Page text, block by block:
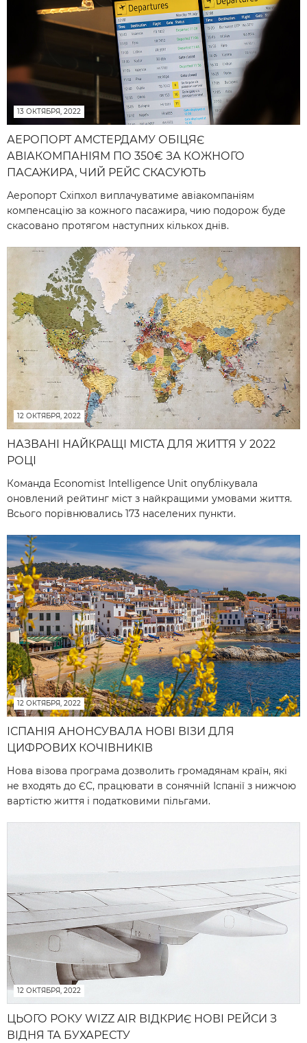
13 ОКТЯБРЯ, 2022
АЕРОПОРТ АМСТЕРДАМУ ОБІЦЯЄ
АВІАКОМПАНІЯМ ПО 350€ ЗА КОЖНОГО
ПАСАЖИРА, ЧИЙ РЕЙС СКАСУЮТЬ
Аеропорт Схіпхол виплачуватиме авіакомпаніям
компенсацію за кожного пасажира, чию подорож буде
скасовано протягом наступних кількох днів.
12 ОКТЯБРЯ, 2022
НАЗВАНІ НАЙКРАЩІ МІСТА ДЛЯ ЖИТТЯ У 2022
РОЦІ
Команда Economist Intelligence Unit опублікувала
оновлений рейтинг міст з найкращими умовами життя.
Всього порівнювались 173 населених пункти.
12 ОКТЯБРЯ, 2022
ІСПАНІЯ АНОНСУВАЛА НОВІ ВІЗИ ДЛЯ
ЦИФРОВИХ КОЧІВНИКІВ
Нова візова програма дозволить громадянам країн, які
не входять до ЄС, працювати в сонячній Іспанії з нижчою
вартістю життя і податковими пільгами.
12 ОКТЯБРЯ, 2022
ЦЬОГО РОКУ WIZZ AIR ВІДКРИЄ НОВІ РЕЙСИ З
ВІДНЯ ТА БУХАРЕСТУ